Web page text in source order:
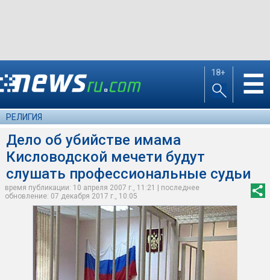
18+ ☰
РЕЛИГИЯ
Дело об убийстве имама
Кисловодской мечети будут
слушать профессиональные судьи
время публикации: 10 апреля 2007 г., 11:21 | последнее
обновление: 07 декабря 2017 г., 10:05